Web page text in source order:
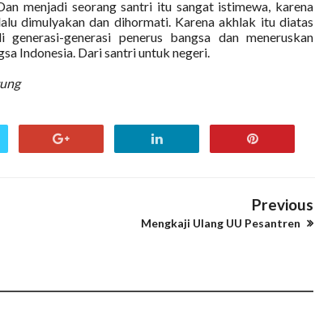
menjadi seorang santri itu sangat istimewa, karena
dimulyakan dan dihormati. Karena akhlak itu diatas
generasi penerus bangsa dan meneruskan
Indonesia. Dari santri untuk negeri.
Previous
Mengkaji Ulang UU Pesantren